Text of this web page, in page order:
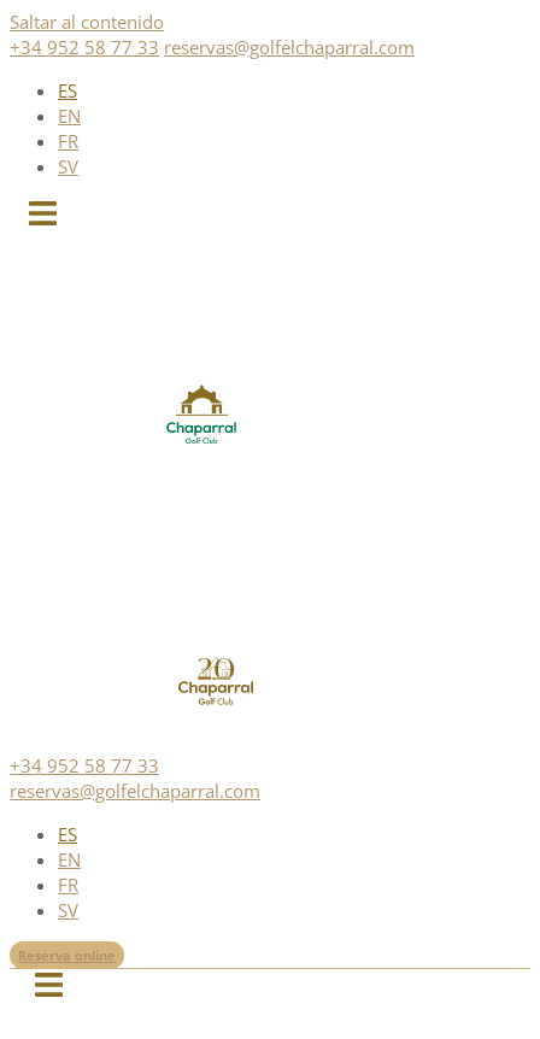
Saltar al contenido
+34 952 58 77 33 reservas@golfelchaparral.com
ES
EN
FR
SV
+34 952 58 77 33
reservas@golfelchaparral.com
ES
EN
FR
SV
Reserva online